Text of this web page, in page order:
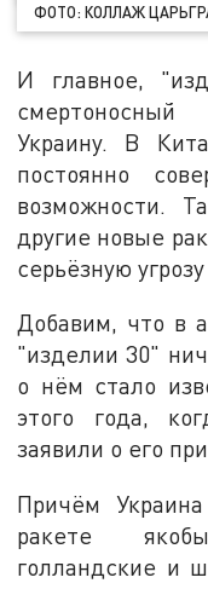
ФОТО: КОЛЛАЖ
И главное,
Украину. В
постоянно
возможности.
другие новые
серьёзную
Добавим, что в
"изделии 30"
о нём стало
этого года,
заявили о его
Причём
ракете
голландские и